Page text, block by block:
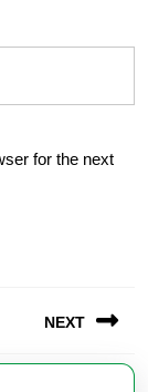
for the next
NEXT